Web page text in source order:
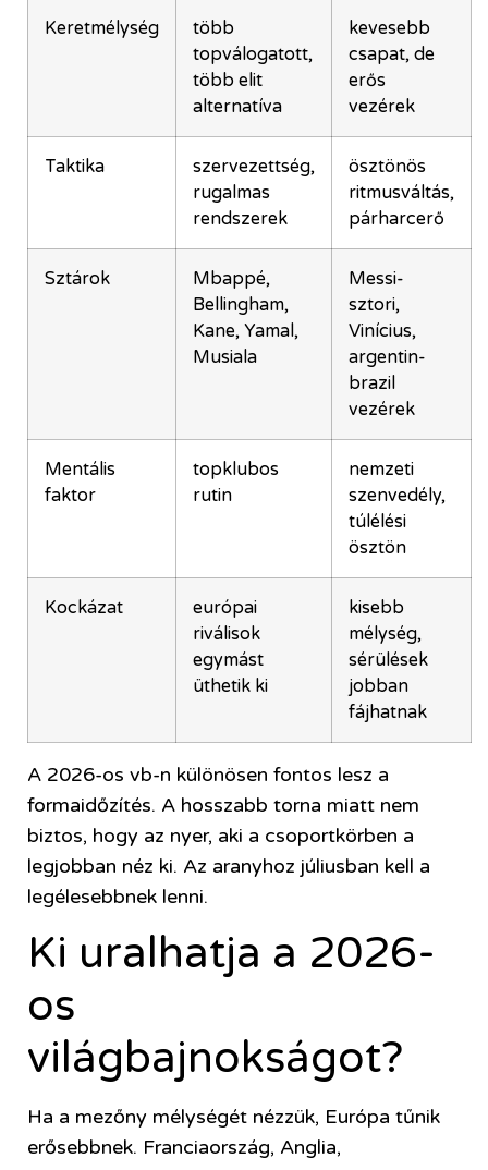
Keretmélység
több
topválogatott,
több elit
alternatíva
kevesebb
csapat, de
erős
vezérek
Taktika
szervezettség,
rugalmas
rendszerek
ösztönös
ritmusváltás,
párharcerő
Sztárok
Mbappé,
Bellingham,
Kane, Yamal,
Musiala
Messi-
sztori,
Vinícius,
argentin-
brazil
vezérek
Mentális
faktor
topklubos
rutin
nemzeti
szenvedély,
túlélési
ösztön
Kockázat
európai
riválisok
egymást
üthetik ki
kisebb
mélység,
sérülések
jobban
fájhatnak
A 2026-os vb-n különösen fontos lesz a
formaidőzítés. A hosszabb torna miatt nem
biztos, hogy az nyer, aki a csoportkörben a
legjobban néz ki. Az aranyhoz júliusban kell a
legélesebbnek lenni.
Ki uralhatja a 2026-
os
világbajnokságot?
Ha a mezőny mélységét nézzük, Európa tűnik
erősebbnek. Franciaország, Anglia,